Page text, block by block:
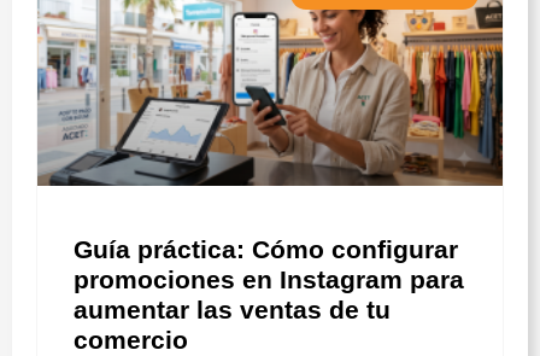
Guía práctica: Cómo configurar
promociones en Instagram para
aumentar las ventas de tu
comercio